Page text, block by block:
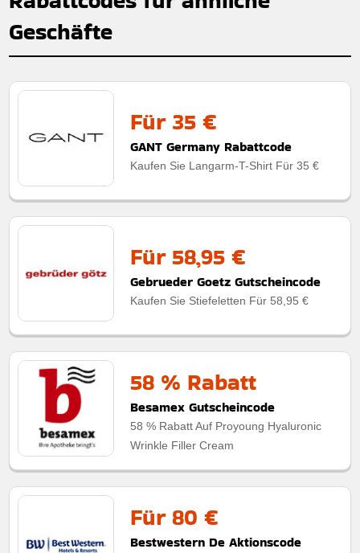
Geschäfte
Für 35 €
GANT Germany Rabattcode
Kaufen Sie Langarm-T-Shirt Für 35 €
Für 58,95 €
Gebrueder Goetz Gutscheincode
Kaufen Sie Stiefeletten Für 58,95 €
58 % Rabatt
Besamex Gutscheincode
58 % Rabatt Auf Proyoung Hyaluronic
Wrinkle Filler Cream
Für 80 €
Bestwestern De Aktionscode